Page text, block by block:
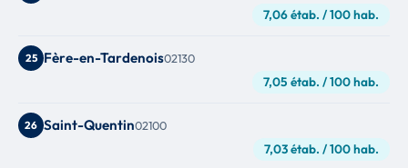
7,06 étab. / 100 hab.
25 Fère-en-Tardenois02130
7,05 étab. / 100 hab.
26 Saint-Quentin02100
7,03 étab. / 100 hab.